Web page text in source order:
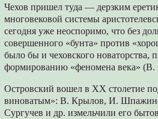
Чехов пришел туда — дерзким
многовековой системы
сегодня уже неоспоримо, что без
совершенного «бунта» против
было бы и чеховского новаторства,
формированию «феномена века» (В.
Островский вошел в ХХ столетие
виноватым»: В. Крылов, И.
Сургучев и др. измельчили его